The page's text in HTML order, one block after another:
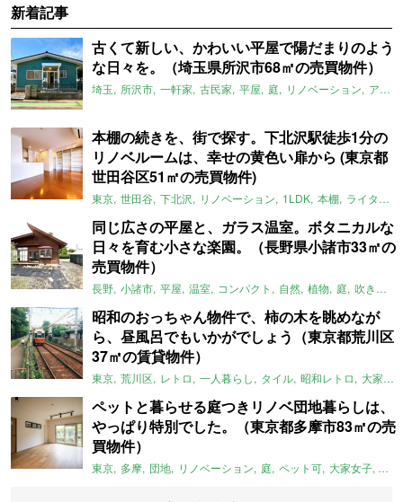
新着記事
古くて新しい、かわいい平屋で陽だまりのよう
な日々を。（埼玉県所沢市68㎡の売買物件）
埼玉 所沢市 一軒家 古民家 平屋 庭 リノベーション アメリカンハウス
本棚の続きを、街で探す。下北沢駅徒歩1分の
リノベルームは、幸せの黄色い扉から (東京都
世田谷区51㎡の売買物件)
東京 世田谷 下北沢 リノベーション 1LDK 本棚 ライター：ほしりょうこ
同じ広さの平屋と、ガラス温室。ボタニカルな
日々を育む小さな楽園。（長野県小諸市33㎡の
売買物件）
長野 小諸市 平屋 温室 コンパクト 自然 植物 庭 吹き抜け
昭和のおっちゃん物件で、柿の木を眺めなが
ら、昼風呂でもいかがでしょう（東京都荒川区
37㎡の賃貸物件）
東京 荒川区 レトロ 一人暮らし タイル 昭和レトロ 大家女子
ペットと暮らせる庭つきリノベ団地暮らしは、
やっぱり特別でした。（東京都多摩市83㎡の売
買物件）
東京 多摩 団地 リノベーション 庭 ペット可 大家女子 団